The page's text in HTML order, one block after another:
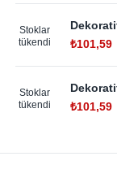
Stoklar
tükendi
₺101,59
Stoklar
tükendi
₺101,59